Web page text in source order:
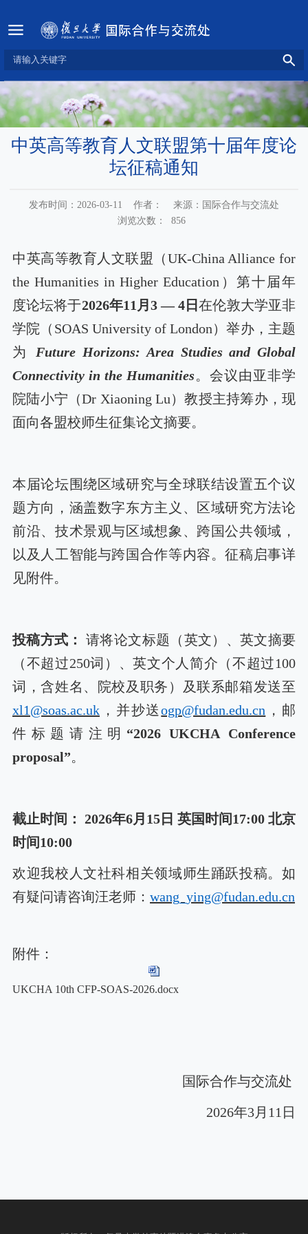
中英高等教育人文联盟第十届年度论
坛征稿通知
发布时间：2026-03-11 作者：
来源：国际合作与交流处
浏览次数：
856
中英高等教育人文联盟（UK-China Alliance for
the Humanities in Higher Education）第十届年
度论坛将于2026年11月3 — 4日在伦敦大学亚非
学院（ SOAS University of London）举办，主题
为 Future Horizons: Area Studies and Global
Connectivity in the Humanities。会议由亚非学
院陆小宁（Dr Xiaoning Lu）教授主持筹办，现
面向各盟校师生征集论文摘要。
本届论坛围绕区域研究与全球联结设置五个议
题方向，涵盖数字东方主义、区域研究方法论
前沿、技术景观与区域想象、跨国公共领域，
以及人工智能与跨国合作等内容。征稿启事详
见附件。
投稿方式： 请将论文标题 （英文）
、英文摘要
（不超过250词）、英文个人简介（不超过100
词，含姓名、院校及职务）及联系邮箱发送至
xl1@soas.ac.uk ，并抄送ogp@fudan.edu.cn ，邮
件标题请注明 “2026 UKCHA Conference
proposal”。
截止时间： 2026年6月15日 英国时间17:00 北京
时间10:00
欢迎我校人文社科相关领域师生踊跃投稿。如
有疑问请咨询汪老师： wang_ying@fudan.edu.cn
附件：
UKCHA 10th CFP-SOAS-2026.docx
国际合作与交流处
2026年3月 11 日